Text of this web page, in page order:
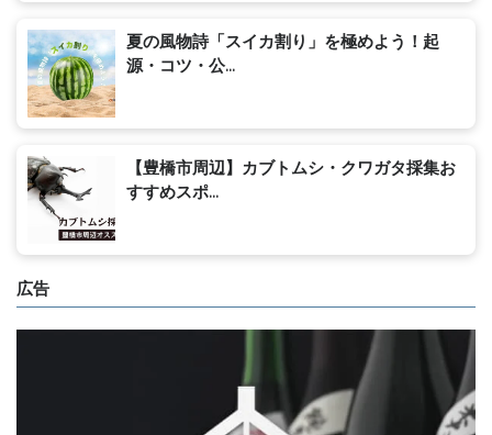
夏の風物詩「スイカ割り」を極めよう！起
源・コツ・公...
【豊橋市周辺】カブトムシ・クワガタ採集お
すすめスポ...
広告